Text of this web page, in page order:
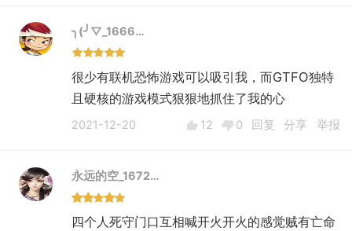
╮(╯▽_1666…
很少有联机恐怖游戏可以吸引我，而GTFO独特
且硬核的游戏模式狠狠地抓住了我的心
2021-12-20 12 0 回复 分享 举报
永远的空_1672…
四个人死守门口互相喊开火开火的感觉贼有亡命